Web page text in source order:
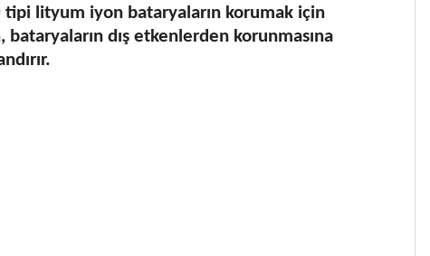
tipi lityum iyon bataryaların korumak için
dış etkenlerden korunmasına